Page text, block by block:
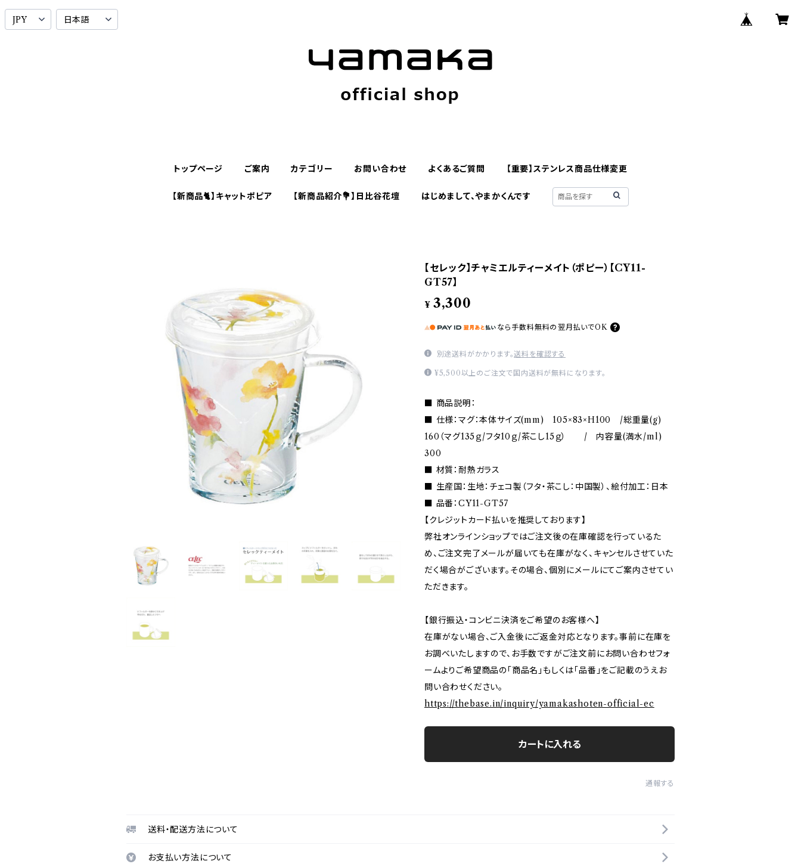
トップページ ご案内 カテゴリー お問い合わせ よくあるご質問 【重要】ステンレス商品仕様変更
【新商品🐈】キャットポピア 【新商品紹介💐】日比谷花壇 はじめまして、やまかくんです
【セレック】チャミエルティーメイト（ポピー）【CY11-
GT57】
¥ 3,300
なら 手数料無料の 翌月払いでOK
別途送料がかかります。送料を確認する
¥5,500以上のご注文で国内送料が無料になります。
■ 商品説明：
■ 仕様：マグ：本体サイズ(mm) 105×83×H100 /総重量(g)
160（マグ135ｇ/フタ10ｇ/茶こし15ｇ） / 内容量(満水/ml)
300
■ 材質：耐熱ガラス
■ 生産国：生地：チェコ製（フタ・茶こし：中国製）、絵付加工：日本
■ 品番：CY11-GT57
【クレジットカード払いを推奨しております】
弊社オンラインショップではご注文後の在庫確認を行っているた
め、ご注文完了メールが届いても在庫がなく、キャンセルさせていた
だく場合がございます。その場合、個別にメールにてご案内させてい
ただきます。
【銀行振込・コンビニ決済をご希望のお客様へ】
在庫がない場合、ご入金後にご返金対応となります。事前に在庫を
お調べいたしますので、お手数ですがご注文前にお問い合わせフォ
ームよりご希望商品の「商品名」もしくは「品番」をご記載のうえお
問い合わせください。
https://thebase.in/inquiry/yamakashoten-official-ec
カートに入れる
通報する
送料・配送方法について
お支払い方法について